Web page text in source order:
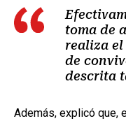
toma de
realiza
de
descrita
Además, explicó que,